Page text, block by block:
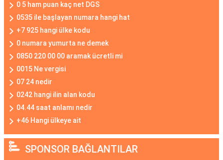
0 5 ham puan kaç net DGS
0535 ile başlayan numara hangi hat
+7 925 hangi ülke kodu
0 numara yumurta ne demek
0850 220 00 00 aramak ücretli mi
0015 Ne vergisi
07 24 nedir
0242 hangi ilin alan kodu
04.44 saat anlamı nedir
+46 Hangi ülkeye ait
SPONSOR BAĞLANTILAR